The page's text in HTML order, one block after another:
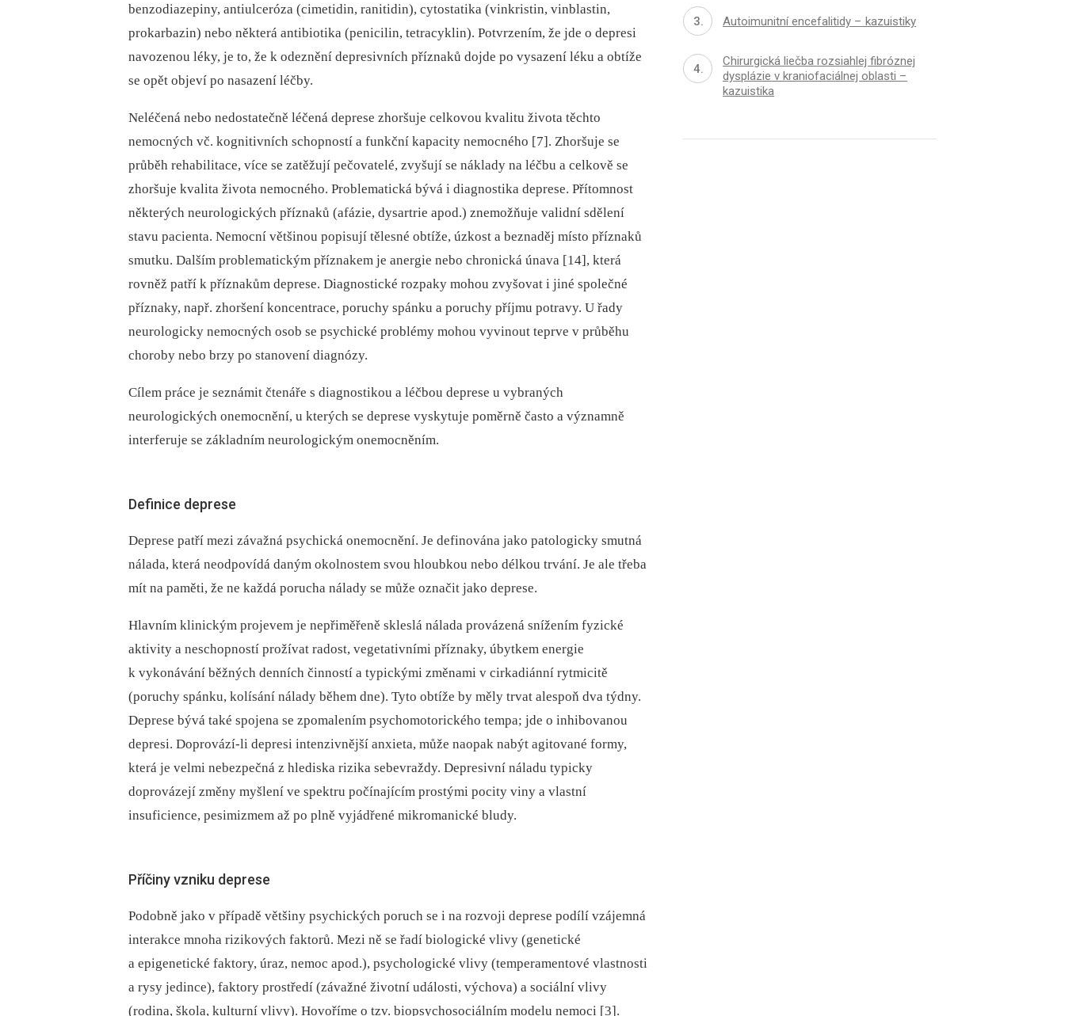
benzodiazepiny, antiulceróza (cimetidin, ranitidin), cytostatika (vinkristin, vinblastin,
prokarbazin) nebo některá antibiotika (penicilin, tetracyklin). Potvrzením, že jde o depresi
navozenou léky, je to, že k odeznění depresivních příznaků dojde po vysazení léku a obtíže
se opět objeví po nasazení léčby.
Neléčená nebo nedostatečně léčená deprese zhoršuje celkovou kvalitu života těchto
nemocných vč. kognitivních schopností a funkční kapacity nemocného [7]. Zhoršuje se
průběh rehabilitace, více se zatěžují pečovatelé, zvyšují se náklady na léčbu a celkově se
zhoršuje kvalita života nemocného. Problematická bývá i diagnostika deprese. Přítomnost
některých neurologických příznaků (afázie, dysartrie apod.) znemožňuje validní sdělení
stavu pacienta. Nemocní většinou popisují tělesné obtíže, úzkost a beznaděj místo příznaků
smutku. Dalším problematickým příznakem je anergie nebo chronická únava [14], která
rovněž patří k příznakům deprese. Diagnostické rozpaky mohou zvyšovat i jiné společné
příznaky, např. zhoršení koncentrace, poruchy spánku a poruchy příjmu potravy. U řady
neurologicky nemocných osob se psychické problémy mohou vyvinout teprve v průběhu
choroby nebo brzy po stanovení diagnózy.
Cílem práce je seznámit čtenáře s diagnostikou a léčbou deprese u vybraných
neurologických onemocnění, u kterých se deprese vyskytuje poměrně často a významně
interferuje se základním neurologickým onemocněním.
Definice deprese
Deprese patří mezi závažná psychická onemocnění. Je definována jako patologicky smutná
nálada, která neodpovídá daným okolnostem svou hloubkou nebo délkou trvání. Je ale třeba
mít na paměti, že ne každá porucha nálady se může označit jako deprese.
Hlavním klinickým projevem je nepřiměřeně skleslá nálada provázená snížením fyzické
aktivity a neschopností prožívat radost, vegetativními příznaky, úbytkem energie
k vykonávání běžných denních činností a typickými změnami v cirkadiánní rytmicitě
(poruchy spánku, kolísání nálady během dne). Tyto obtíže by měly trvat alespoň dva týdny.
Deprese bývá také spojena se zpomalením psychomotorického tempa; jde o inhibovanou
depresi. Doprovází-li depresi intenzivnější anxieta, může naopak nabýt agitované formy,
která je velmi nebezpečná z hlediska rizika sebevraždy. Depresivní náladu typicky
doprovázejí změny myšlení ve spektru počínajícím prostými pocity viny a vlastní
insuficience, pesimizmem až po plně vyjádřené mikromanické bludy.
Příčiny vzniku deprese
Podobně jako v případě většiny psychických poruch se i na rozvoji deprese podílí vzájemná
interakce mnoha rizikových faktorů. Mezi ně se řadí biologické vlivy (genetické
a epigenetické faktory, úraz, nemoc apod.), psychologické vlivy (temperamentové vlastnosti
a rysy jedince), faktory prostředí (závažné životní události, výchova) a sociální vlivy
(rodina, škola, kulturní vlivy). Hovoříme o tzv. biopsychosociálním modelu nemoci [3].
Autoimunitní encefalitidy – kazuistiky
Chirurgická liečba rozsiahlej fibróznej
dysplázie v kraniofaciálnej oblasti –
kazuistika